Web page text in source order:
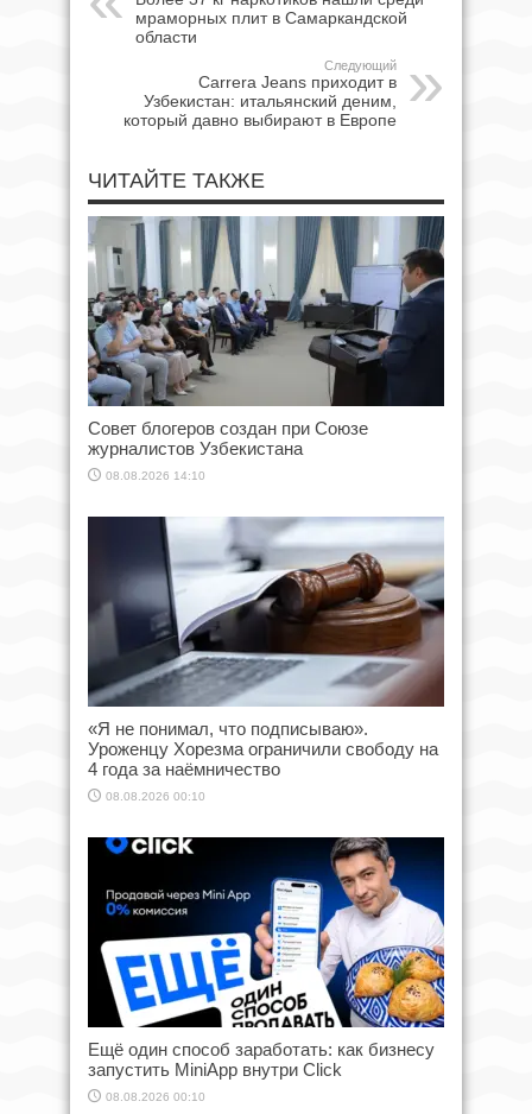
мраморных плит в Самаркандской
области
Следующий
Carrera Jeans приходит в
Узбекистан: итальянский деним,
который давно выбирают в Европе
ЧИТАЙТЕ ТАКЖЕ
Совет блогеров создан при Союзе
журналистов Узбекистана
08.08.2026 14:10
«Я не понимал, что подписываю».
Уроженцу Хорезма ограничили свободу на
4 года за наёмничество
08.08.2026 00:10
Ещё один способ заработать: как бизнесу
запустить MiniApp внутри Click
08.08.2026 00:10